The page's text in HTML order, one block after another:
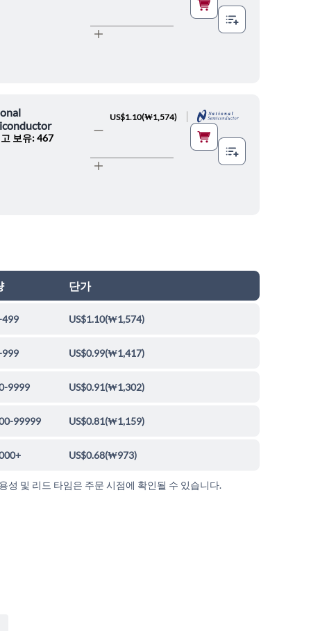
보유: 467
US$1.10(₩1,574)
단가
US$1.10(₩1,574)
US$0.99(₩1,417)
9999 US$0.91(₩1,302)
99999 US$0.81(₩1,159)
US$0.68(₩973)
성 및 리드 타임은 주문 시점에 확인될 수 있습니다.